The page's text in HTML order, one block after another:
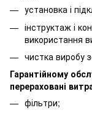
установка і
інструктаж і
використання
чистка виробу
Гарантійному
перераховані
фільтри;